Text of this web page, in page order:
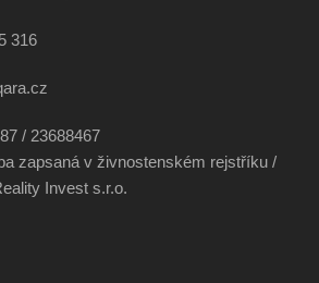
316
/ 23688467
zapsaná v živnostenském rejstříku /
Invest s.r.o.